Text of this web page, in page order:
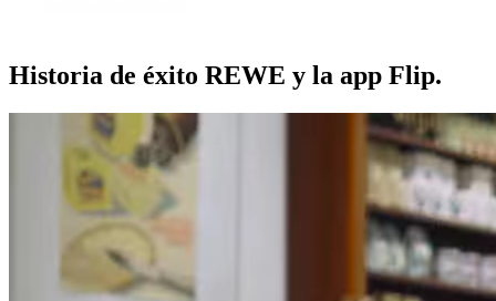
Historia de éxito REWE y la app Flip.